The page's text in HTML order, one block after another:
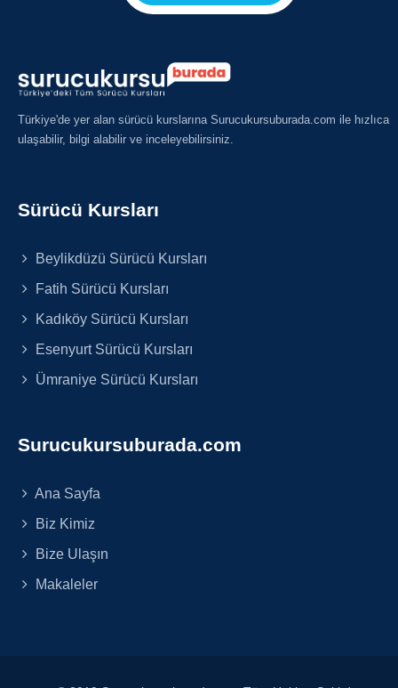
Türkiye'de yer alan sürücü kurslarına Surucukursuburada.com ile hızlıca
ulaşabilir, bilgi alabilir ve inceleyebilirsiniz.
Sürücü Kursları
Beylikdüzü Sürücü Kursları
Fatih Sürücü Kursları
Kadıköy Sürücü Kursları
Esenyurt Sürücü Kursları
Ümraniye Sürücü Kursları
Surucukursuburada.com
Ana Sayfa
Biz Kimiz
Bize Ulaşın
Makaleler